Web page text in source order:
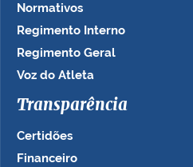
Normativos
Regimento Interno
Regimento Geral
Voz do Atleta
Transparência
Certidões
Financeiro